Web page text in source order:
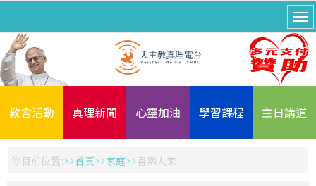
教會活動 真理新聞 心靈加油 學習課程 主日講道
你目前位置: 首頁 家庭 喜樂人家